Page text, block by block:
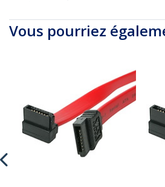
Vous pourriez